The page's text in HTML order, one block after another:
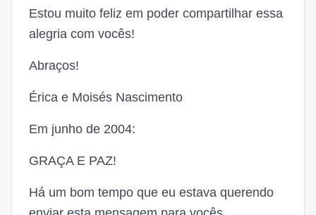
Estou muito feliz em poder compartilhar essa
alegria com vocês!
Abraços!
Érica e Moisés Nascimento
Em junho de 2004:
GRAÇA E PAZ!
Há um bom tempo que eu estava querendo